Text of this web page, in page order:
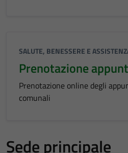
SALUTE, BENESSERE E
Prenotazione
Prenotazione online degli
comunali
Sede principale